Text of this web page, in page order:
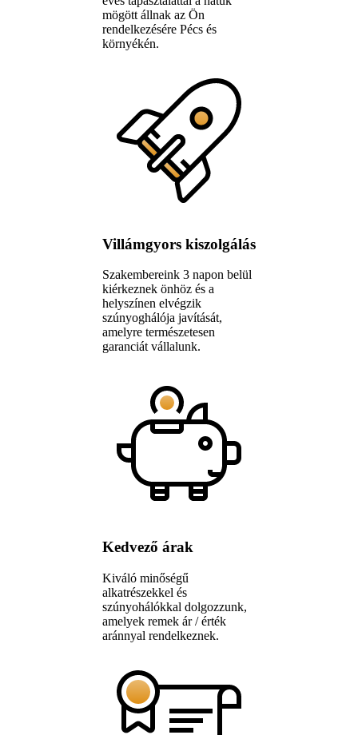
mögött állnak az Ön
rendelkezésére Pécs és
környékén.
Villámgyors kiszolgálás
Szakembereink 3 napon belül
kiérkeznek önhöz és a
helyszínen elvégzik
szúnyoghálója javítását,
amelyre természetesen
garanciát vállalunk.
Kedvező árak
Kiváló minőségű
alkatrészekkel és
szúnyohálókkal dolgozzunk,
amelyek remek ár / érték
aránnyal rendelkeznek.